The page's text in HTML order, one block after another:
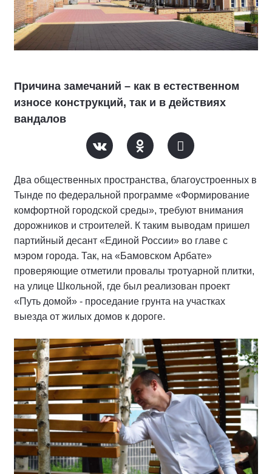
Причина замечаний – как в естественном
износе конструкций, так и в действиях
вандалов
Два общественных пространства, благоустроенных в
Тынде по федеральной программе «Формирование
комфортной городской среды», требуют внимания
дорожников и строителей. К таким выводам пришел
партийный десант «Единой России» во главе с
мэром города. Так, на «Бамовском Арбате»
проверяющие отметили провалы тротуарной плитки,
на улице Школьной, где был реализован проект
«Путь домой» - проседание грунта на участках
выезда от жилых домов к дороге.